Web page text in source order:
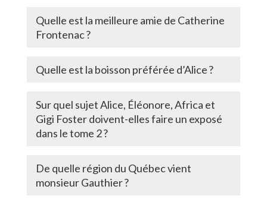
Quelle est la meilleure amie de Catherine
Frontenac ?
Quelle est la boisson préférée d’Alice ?
Sur quel sujet Alice, Éléonore, Africa et
Gigi Foster doivent-elles faire un exposé
dans le tome 2 ?
De quelle région du Québec vient
monsieur Gauthier ?